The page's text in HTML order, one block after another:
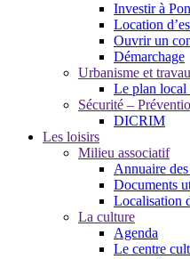
Investir à
Location
Ouvrir un
Démarchage
Urbanisme et
Le plan local
Sécurité –
DICRIM
Les loisirs
Milieu associatif
Annuaire
Documents
Localisation
La culture
Agenda
Le centre